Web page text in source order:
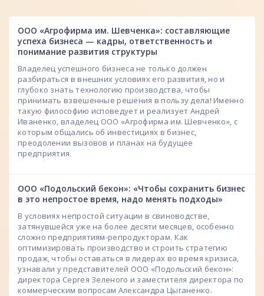
ООО «Агрофирма им. Шевченка»: составляющие
успеха бизнеса — кадры, ответственность и
понимание развития структуры
Владелец успешного бизнеса не только должен
разбираться в внешних условиях его развития, но и
глубоко знать технологию производства, чтобы
принимать взвешенные решения в пользу дела! Именно
такую философию исповедует и реализует Андрей
Иваненко, владелец ООО «Агрофирма им. Шевченко», с
которым общались об инвестициях в бизнес,
преодолении вызовов и планах на будущее
предприятия.
ООО «Подольский бекон»: «Чтобы сохранить бизнес
в это непростое время, надо менять подходы»
В условиях непростой ситуации в свиноводстве,
затянувшейся уже на более десяти месяцев, особенно
сложно предприятиям-репродукторам. Как
оптимизировать производство и строить стратегию
продаж, чтобы оставаться в лидерах во время кризиса,
узнавали у представителей ООО «Подольский бекон»:
директора Сергея Зеленого и заместителя директора по
коммерческим вопросам Александра Цыганенко.